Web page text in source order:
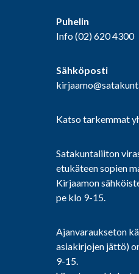
Puhelin
Info(02) 620 4300
Sähköposti
Katso tarkemmat
Satakuntaliiton
etukäteen sopien
Kirjaamon
pe klo 9-15.
Ajanvaraukseton
asiakirjojen jättö)
9-15.